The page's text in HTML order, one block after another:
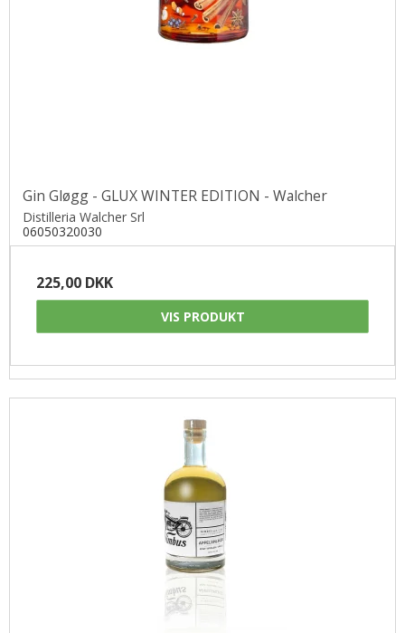
Gin Gløgg - GLUX WINTER EDITION - Walcher
Distilleria Walcher Srl
06050320030
225,00 DKK
VIS PRODUKT